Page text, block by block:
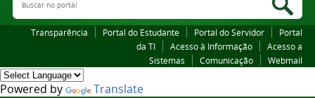
Transparência Portal do Estudante Portal do Servidor
Portal
da TI
Acesso à Informação
Acesso a
Sistemas
Comunicação Webmail
Powered by Translate